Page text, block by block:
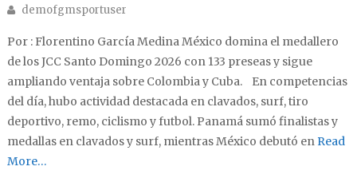
Author
demofgmsportuser
Por : Florentino García Medina México domina el medallero
de los JCC Santo Domingo 2026 con 133 preseas y sigue
ampliando ventaja sobre Colombia y Cuba. En competencias
del día, hubo actividad destacada en clavados, surf, tiro
deportivo, remo, ciclismo y futbol. Panamá sumó finalistas y
medallas en clavados y surf, mientras México debutó enRead
More…